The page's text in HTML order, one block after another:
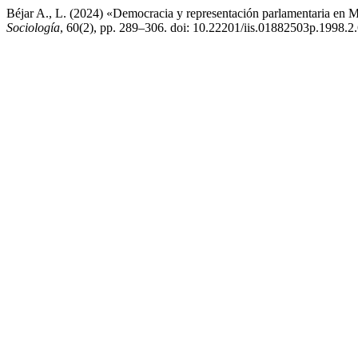
Béjar A., L. (2024) «Democracia y representación parlamentaria en
Sociología, 60(2), pp. 289–306. doi: 10.22201/